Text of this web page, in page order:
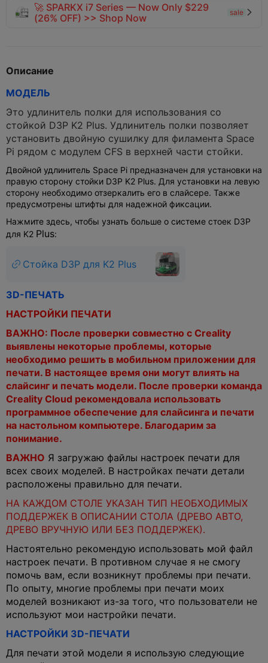
🚀 SPARKX i7 Series — Now Only $229
(26% OFF) >> Shop Now
sale 
Описание
МОДЕЛЬ
Это удлинитель полки для использования со
стойкой D3P K2 Plus. Удлинитель полки позволяет
установить двойную сушилку для филамента Space
Pi рядом с модулем CFS в верхней части стойки.
Двойной удлинитель Space Pi предназначен для установки на
правую сторону стойки D3P K2 Plus. Для установки на левую
сторону необходимо отзеркалить его в слайсере. Также
предусмотрены штифты для надежной фиксации.
Нажмите здесь, чтобы узнать больше о системе стоек D3P
для K2 Plus:
Стойка D3P для K2 Plus
3D-ПЕЧАТЬ
НАСТРОЙКИ ПЕЧАТИ
ВАЖНО: После проверки совместно с Creality
выявлены некоторые проблемы, которые
необходимо решить в мобильном приложении для
печати. В настоящее время они могут влиять на
слайсинг и печать модели. После проверки команда
Creality Cloud рекомендовала использовать
программное обеспечение для слайсинга и печати
на настольном компьютере. Благодарим за
понимание.
ВАЖНО Я загружаю файлы настроек печати для
всех своих моделей. В настройках печати детали
расположены правильно для печати.
НА КАЖДОМ СТОЛЕ УКАЗАН ТИП НЕОБХОДИМЫХ
ПОДДЕРЖЕК В ОПИСАНИИ СТОЛА (ДРЕВО АВТО,
ДРЕВО ВРУЧНУЮ ИЛИ БЕЗ ПОДДЕРЖЕК).
Настоятельно рекомендую использовать мой файл
настроек печати. В противном случае я не смогу
помочь вам, если возникнут проблемы при печати.
По опыту, многие проблемы при печати моих
моделей возникают из-за того, что пользователи не
используют мои настройки печати.
НАСТРОЙКИ 3D-ПЕЧАТИ
Для печати этой модели я использую следующие